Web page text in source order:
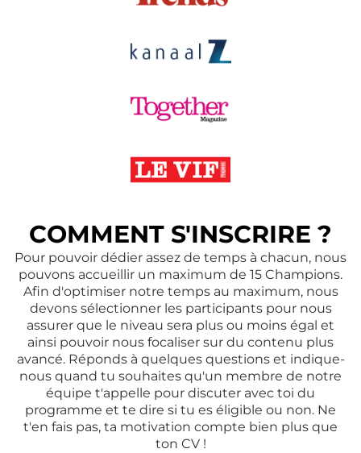
COMMENT S'INSCRIRE ?
Pour pouvoir dédier assez de temps à chacun, nous
pouvons accueillir un maximum de 15 Champions.
Afin d'optimiser notre temps au maximum, nous
devons sélectionner les participants pour nous
assurer que le niveau sera plus ou moins égal et
ainsi pouvoir nous focaliser sur du contenu plus
avancé. Réponds à quelques questions et indique-
nous quand tu souhaites qu'un membre de notre
équipe t'appelle pour discuter avec toi du
programme et te dire si tu es éligible ou non. Ne
t'en fais pas, ta motivation compte bien plus que
ton CV !